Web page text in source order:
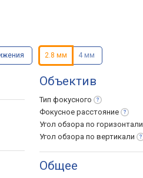
2.8 мм 4 мм
Объектив
Тип фокусного
Фокусное расстояние
Угол обзора по горизонтали
Угол обзора по вертикали
Общее